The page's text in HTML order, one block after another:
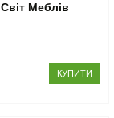
Меблів
КУПИТИ